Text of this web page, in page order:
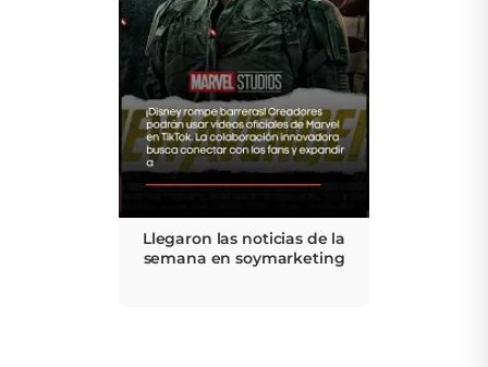
Llegaron las noticias de la
semana en soymarketing